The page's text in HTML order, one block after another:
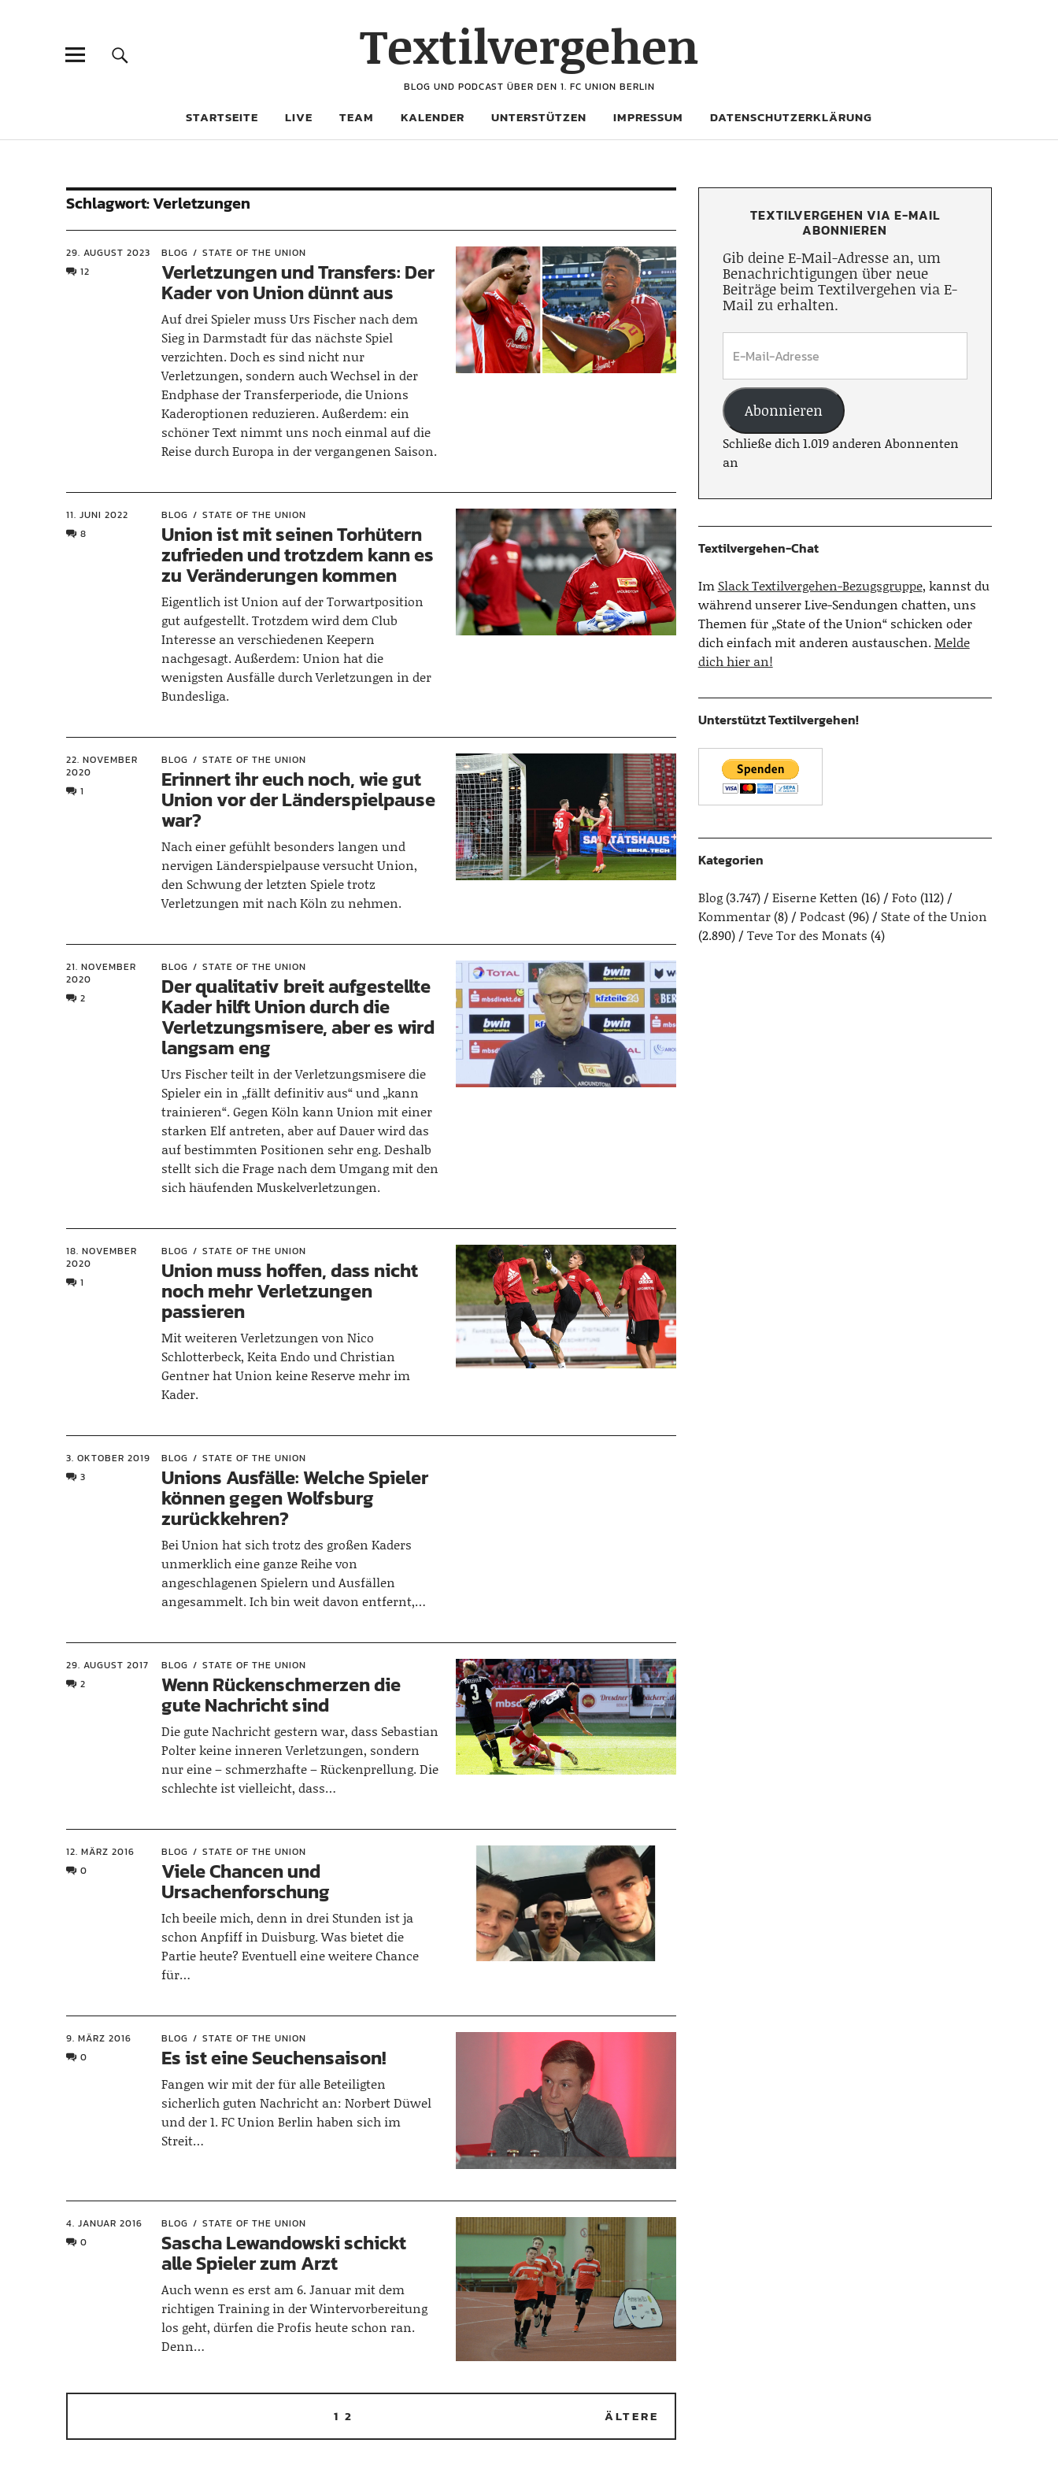
Textilvergehen
BLOG UND PODCAST ÜBER DEN 1. FC UNION BERLIN
STARTSEITE LIVE TEAM KALENDER UNTERSTÜTZEN IMPRESSUM DATENSCHUTZERKLÄRUNG
Schlagwort:Verletzungen
29. AUGUST 2023
12
BLOG STATE OF THE UNION
Verletzungen und Transfers: Der
Kader von Union dünnt aus
Auf drei Spieler muss Urs Fischer nach dem
Sieg in Darmstadt für das nächste Spiel
verzichten. Doch es sind nicht nur
Verletzungen, sondern auch Wechsel in der
Endphase der Transferperiode, die Unions
Kaderoptionen reduzieren. Außerdem: ein
schöner Text nimmt uns noch einmal auf die
Reise durch Europa in der vergangenen Saison.
11. JUNI 2022
8
BLOG STATE OF THE UNION
Union ist mit seinen Torhütern
zufrieden und trotzdem kann es
zu Veränderungen kommen
Eigentlich ist Union auf der Torwartposition
gut aufgestellt. Trotzdem wird dem Club
Interesse an verschiedenen Keepern
nachgesagt. Außerdem: Union hat die
wenigsten Ausfälle durch Verletzungen in der
Bundesliga.
22. NOVEMBER
2020
1
BLOG STATE OF THE UNION
Erinnert ihr euch noch, wie gut
Union vor der Länderspielpause
war?
Nach einer gefühlt besonders langen und
nervigen Länderspielpause versucht Union,
den Schwung der letzten Spiele trotz
Verletzungen mit nach Köln zu nehmen.
21. NOVEMBER
2020
2
BLOG STATE OF THE UNION
Der qualitativ breit aufgestellte
Kader hilft Union durch die
Verletzungsmisere, aber es wird
langsam eng
Urs Fischer teilt in der Verletzungsmisere die
Spieler ein in „fällt definitiv aus“ und „kann
trainieren“. Gegen Köln kann Union mit einer
starken Elf antreten, aber auf Dauer wird das
auf bestimmten Positionen sehr eng. Deshalb
stellt sich die Frage nach dem Umgang mit den
sich häufenden Muskelverletzungen.
18. NOVEMBER
2020
1
BLOG STATE OF THE UNION
Union muss hoffen, dass nicht
noch mehr Verletzungen
passieren
Mit weiteren Verletzungen von Nico
Schlotterbeck, Keita Endo und Christian
Gentner hat Union keine Reserve mehr im
Kader.
3. OKTOBER 2019
3
BLOG STATE OF THE UNION
Unions Ausfälle: Welche Spieler
können gegen Wolfsburg
zurückkehren?
Bei Union hat sich trotz des großen Kaders
unmerklich eine ganze Reihe von
angeschlagenen Spielern und Ausfällen
angesammelt. Ich bin weit davon entfernt,…
29. AUGUST 2017
2
BLOG STATE OF THE UNION
Wenn Rückenschmerzen die
gute Nachricht sind
Die gute Nachricht gestern war, dass Sebastian
Polter keine inneren Verletzungen, sondern
nur eine – schmerzhafte – Rückenprellung. Die
schlechte ist vielleicht, dass…
12. MÄRZ 2016
0
BLOG STATE OF THE UNION
Viele Chancen und
Ursachenforschung
Ich beeile mich, denn in drei Stunden ist ja
schon Anpfiff in Duisburg. Was bietet die
Partie heute? Eventuell eine weitere Chance
für…
9. MÄRZ 2016
0
BLOG STATE OF THE UNION
Es ist eine Seuchensaison!
Fangen wir mit der für alle Beteiligten
sicherlich guten Nachricht an: Norbert Düwel
und der 1. FC Union Berlin haben sich im
Streit…
4. JANUAR 2016
0
BLOG STATE OF THE UNION
Sascha Lewandowski schickt
alle Spieler zum Arzt
Auch wenn es erst am 6. Januar mit dem
richtigen Training in der Wintervorbereitung
los geht, dürfen die Profis heute schon ran.
Denn…
1 2 ÄLTERE
TEXTILVERGEHEN VIA E-MAIL
ABONNIEREN
Gib deine E-Mail-Adresse an, um
Benachrichtigungen über neue
Beiträge beim Textilvergehen via E-
Mail zu erhalten.
Abonnieren
Schließe dich 1.019 anderen Abonnenten
an
Textilvergehen-Chat
Im Slack Textilvergehen-Bezugsgruppe, kannst du
während unserer Live-Sendungen chatten, uns
Themen für „State of the Union“ schicken oder
dich einfach mit anderen austauschen.Melde
dich hier an!
Unterstützt Textilvergehen!
Kategorien
Blog(3.747) Eiserne Ketten (16) Foto (112)
Kommentar(8) Podcast(96)
State of the Union
(2.890)
Teve Tor des Monats (4)